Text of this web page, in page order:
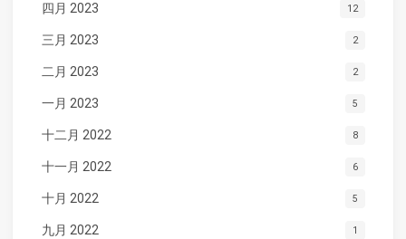
四月 2023 12
三月 2023 2
二月 2023 2
一月 2023 5
十二月 2022 8
十一月 2022 6
十月 2022 5
九月 2022 1